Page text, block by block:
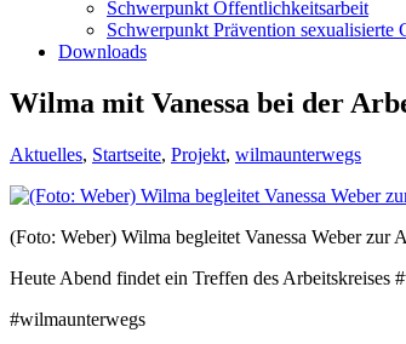
Schwerpunkt Öffentlichkeitsarbeit
Schwerpunkt Prävention sexualisierte
Downloads
Wilma mit Vanessa bei der
Aktuelles, Startseite, Projekt, wilmaunterwegs
(Foto: Weber) Wilma begleitet Vanessa Weber zur
Heute Abend findet ein Treffen des Arbeitskreises
#wilmaunterwegs